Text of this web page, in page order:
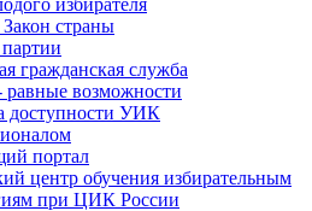
избирателя
страны
гражданская служба
равные возможности
доступности УИК
портал
центр обучения избирательным
при ЦИК России